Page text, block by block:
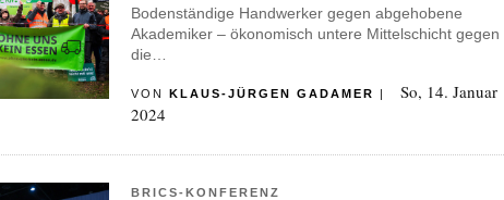
Bodenständige Handwerker gegen abgehobene
Akademiker – ökonomisch untere Mittelschicht gegen
die…
VON KLAUS-JÜRGEN GADAMER |
So, 14. Januar
2024
BRICS-KONFERENZ